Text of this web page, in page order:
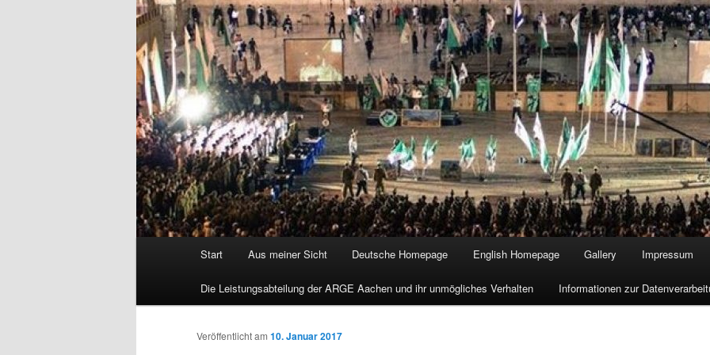
Start Aus meiner Sicht Deutsche Homepage English Homepage Gallery Impressum
Die Leistungsabteilung der ARGE Aachen und ihr unmögliches Verhalten Informationen zur
Veröffentlicht am 10. Januar 2017